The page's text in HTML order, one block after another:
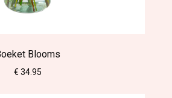
Blooms
€ 34.95